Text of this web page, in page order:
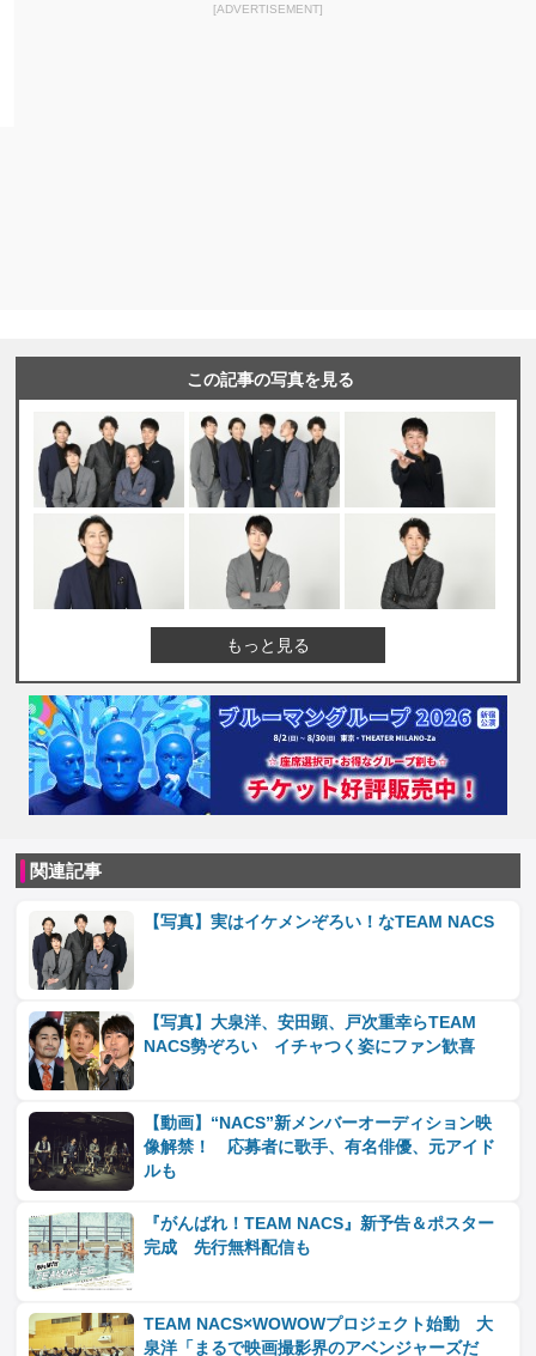
[ADVERTISEMENT]
この記事の写真を見る
もっと見る
関連記事
【写真】実はイケメンぞろい！なTEAM NACS
【写真】大泉洋、安田顕、戸次重幸らTEAM
NACS勢ぞろい イチャつく姿にファン歓喜
【動画】“NACS”新メンバーオーディション映
像解禁！ 応募者に歌手、有名俳優、元アイド
ルも
『がんばれ！TEAM NACS』新予告＆ポスター
完成 先行無料配信も
TEAM NACS×WOWOWプロジェクト始動 大
泉洋「まるで映画撮影界のアベンジャーズだ